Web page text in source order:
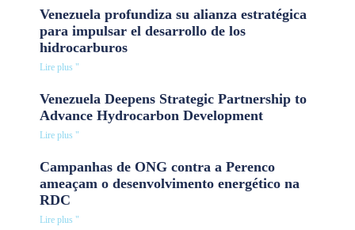
Venezuela profundiza su alianza estratégica
para impulsar el desarrollo de los
hidrocarburos
Lire plus "
Venezuela Deepens Strategic Partnership to
Advance Hydrocarbon Development
Lire plus "
Campanhas de ONG contra a Perenco
ameaçam o desenvolvimento energético na
RDC
Lire plus "